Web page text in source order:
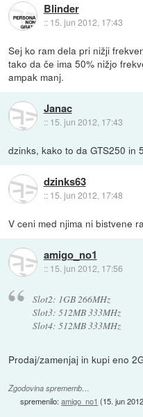
Blinder
:: 15. jun 2012, 17:43
Sej ko ram dela pri nižji
tako da če ima 50% nižjo
ampak manj.
Janac
:: 15. jun 2012, 17:43
dzinks, kako to da GTS250 in
dzinks63
:: 15. jun 2012, 17:48
V ceni med njima ni bistvene
amigo_no1
:: 15. jun 2012, 17:56
Slot2: 1GB 266MHz
Slot3: 512MB 333MHz
Slot4: 512MB 333MHz
Prodaj/zamenjaj in kupi eno
Zgodovina sprememb…
spremenilo:amigo_no1 (15. jun